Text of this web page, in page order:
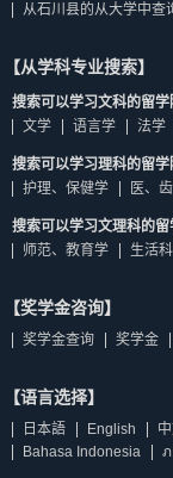
从石川县的从大学中查
【从学科专业搜索】
搜索可以学习文科的留学
文学
语言学 法学
搜索可以学习理科的留学
护理、保健学
医、
搜索可以学习文理科的留
师范、教育学
生活
【奖学金咨询】
奖学金查询 奖学金
【语言选择】
日本語 English
Bahasa Indonesia